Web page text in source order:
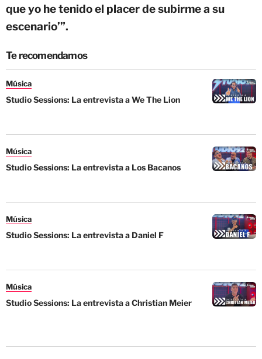
que yo he tenido el placer de subirme a su
escenario’”.
Te recomendamos
Música
Studio Sessions: La entrevista a We The Lion
Música
Studio Sessions: La entrevista a Los Bacanos
Música
Studio Sessions: La entrevista a Daniel F
Música
Studio Sessions: La entrevista a Christian Meier